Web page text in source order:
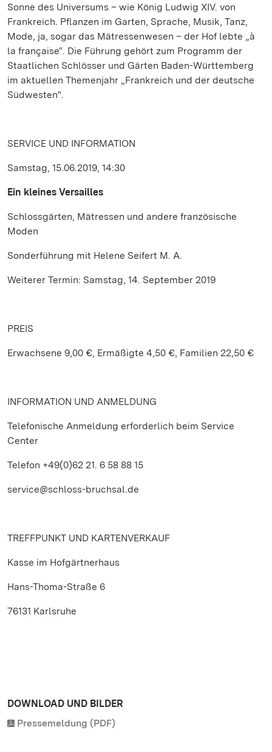
Sonne des Universums – wie König Ludwig XIV. von
Frankreich. Pflanzen im Garten, Sprache, Musik, Tanz,
Mode, ja, sogar das Mätressenwesen – der Hof lebte „à
la française“. Die Führung gehört zum Programm der
Staatlichen Schlösser und Gärten Baden-Württemberg
im aktuellen Themenjahr „Frankreich und der deutsche
Südwesten".
SERVICE UND INFORMATION
Samstag, 15.06.2019, 14:30
Ein kleines Versailles
Schlossgärten, Mätressen und andere französische
Moden
Sonderführung mit Helene Seifert M. A.
Weiterer Termin: Samstag, 14. September 2019
PREIS
Erwachsene 9,00 €, Ermäßigte 4,50 €, Familien 22,50 €
INFORMATION UND ANMELDUNG
Telefonische Anmeldung erforderlich beim Service
Center
Telefon +49(0)62 21. 6 58 88 15
service@schloss-bruchsal.de
TREFFPUNKT UND KARTENVERKAUF
Kasse im Hofgärtnerhaus
Hans-Thoma-Straße 6
76131 Karlsruhe
DOWNLOAD UND BILDER
Pressemeldung (PDF)